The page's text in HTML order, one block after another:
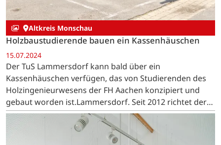
Altkreis Monschau
Holzbaustudierende bauen ein Kassenhäuschen
15.07.2024
Der TuS Lammersdorf kann bald über ein
Kassenhäuschen verfügen, das von Studierenden des
Holzingenieurwesens der FH Aachen konzipiert und
gebaut worden ist.Lammersdorf. Seit 2012 richtet der
Fachbereich Bauingenieurwesen für die…